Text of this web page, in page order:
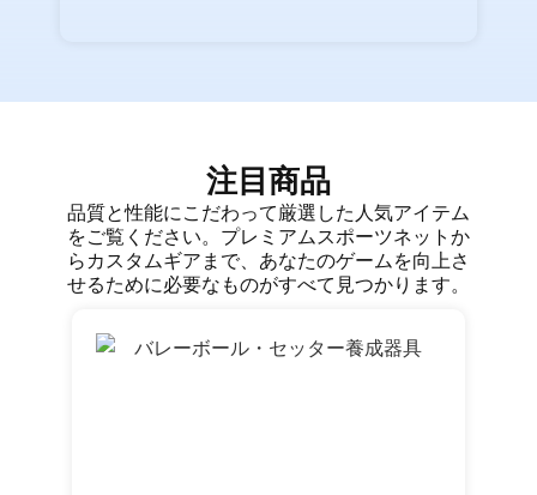
注目商品
品質と性能にこだわって厳選した人気アイテム
をご覧ください。プレミアムスポーツネットか
らカスタムギアまで、あなたのゲームを向上さ
せるために必要なものがすべて見つかります。